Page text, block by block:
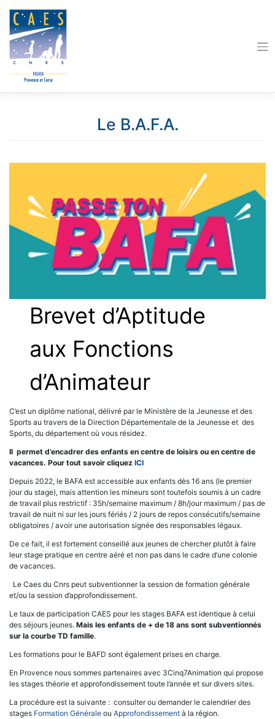
content
Le B.A.F.A.
Brevet d’Aptitude
aux Fonctions
d’Animateur
C’est un diplôme national, délivré par le Ministère de la Jeunesse et des
Sports au travers de la Direction Départementale de la Jeunesse et des
Sports, du département où vous résidez.
Il permet d’encadrer des enfants en centre de loisirs ou en centre de
vacances. Pour tout savoir cliquez ICI
Depuis 2022, le BAFA est accessible aux enfants dès 16 ans (le premier
jour du stage), mais attention les mineurs sont toutefois soumis à un cadre
de travail plus restrictif : 35h/semaine maximum / 8h/jour maximum / pas de
travail de nuit ni sur les jours fériés / 2 jours de repos consécutifs/semaine
obligatoires / avoir une autorisation signée des responsables légaux.
De ce fait, il est fortement conseillé aux jeunes de chercher plutôt à faire
leur stage pratique en centre aéré et non pas dans le cadre d’une colonie
de vacances.
Le Caes du Cnrs peut subventionner la session de formation générale
et/ou la session d’approfondissement.
Le taux de participation CAES pour les stages BAFA est identique à celui
des séjours jeunes. Mais les enfants de + de 18 ans sont subventionnés
sur la courbe TD famille.
Les formations pour le BAFD sont également prises en charge.
En Provence nous sommes partenaires avec 3Cinq7Animation qui propose
les stages théorie et approfondissement toute l’année et sur divers sites.
La procédure est la suivante : consulter ou demander le calendrier des
stages Formation Générale ou Approfondissement à la région.